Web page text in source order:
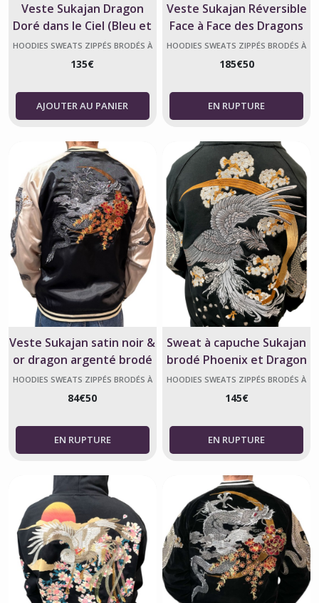
Veste Sukajan Dragon
Doré dans le Ciel (Bleu et
Noir)
HOODIES SWEATS ZIPPÉS BRODÉS À
135€
AJOUTER AU PANIER
Veste Sukajan Réversible
Face à Face des Dragons
(Bleu & Noir)
HOODIES SWEATS ZIPPÉS BRODÉS À
185€50
Veste Sukajan satin noir &
or dragon argenté brodé
HOODIES SWEATS ZIPPÉS BRODÉS À
84€50
Sweat à capuche Sukajan
brodé Phoenix et Dragon
unisexe
HOODIES SWEATS ZIPPÉS BRODÉS À
145€